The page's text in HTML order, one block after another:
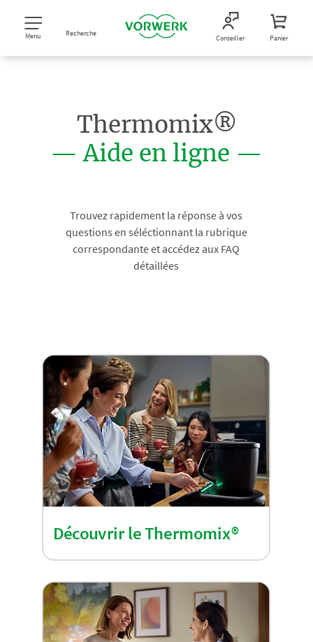
Menu Recherche Conseiller Panier
Thermomix®
— Aide en ligne —
Trouvez rapidement la réponse à vos
questions en séléctionnant la rubrique
correspondante et accédez aux FAQ
détaillées
Découvrir le Thermomix®